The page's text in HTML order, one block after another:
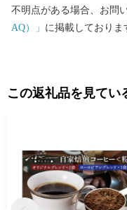
不明点がある場合、お問
AQ）」 に掲載しておりま
この返礼品を見てい